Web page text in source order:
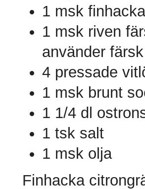
1 msk
1 msk riven
använder
4 pressade
1 msk brunt
1 1/4 dl
1 tsk salt
1 msk olja
Finhacka